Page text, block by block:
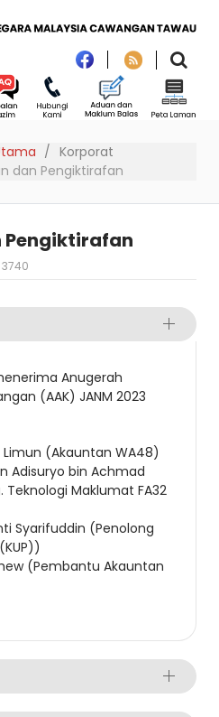
Korporat
dan Pengiktirafan
Pengiktirafan
3740
Anugerah
(AAK) JANM 2023
Limun (Akauntan WA48)
Adisuryo bin Achmad
Teknologi Maklumat FA32
Syarifuddin (Penolong
(Pembantu Akauntan